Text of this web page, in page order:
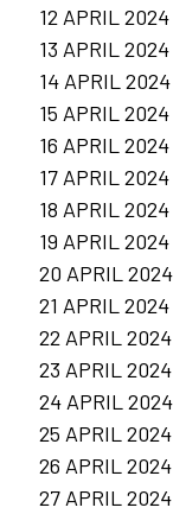
12 APRIL 2024
13 APRIL 2024
14 APRIL 2024
15 APRIL 2024
16 APRIL 2024
17 APRIL 2024
18 APRIL 2024
19 APRIL 2024
20 APRIL 2024
21 APRIL 2024
22 APRIL 2024
23 APRIL 2024
24 APRIL 2024
25 APRIL 2024
26 APRIL 2024
27 APRIL 2024